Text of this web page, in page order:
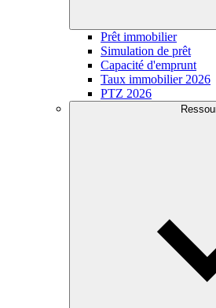
Prêt immobilier
Simulation de prêt
Capacité d'emprunt
Taux immobilier 2026
PTZ 2026